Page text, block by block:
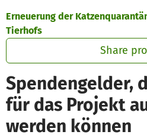
Erneuerung der
Tierhofs
Share
Spendengelder,
für das Projekt
werden können